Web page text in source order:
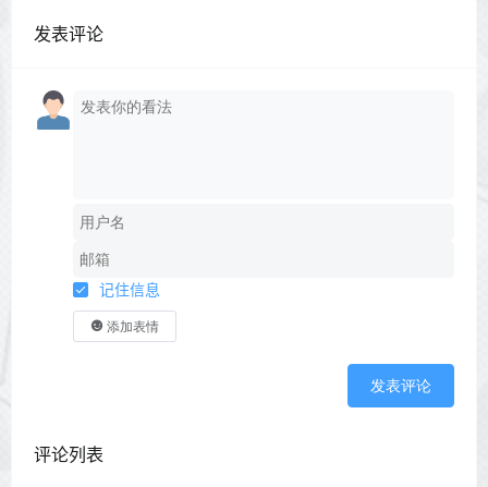
发表评论
记住信息
添加表情
发表评论
评论列表